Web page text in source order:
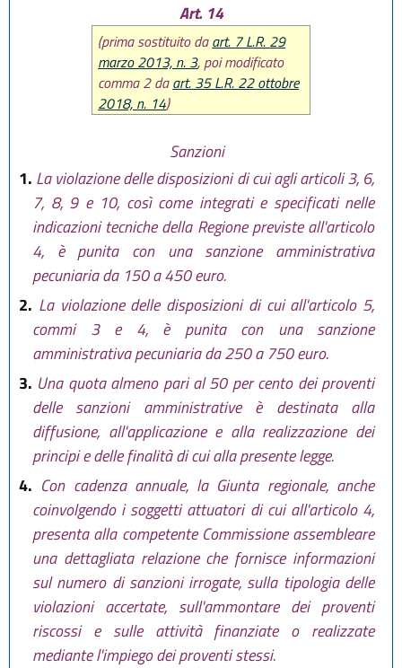
Art. 14
(prima sostituito daart. 7 L.R. 29
marzo 2013, n. 3, poi modificato
comma 2 daart. 35 L.R. 22 ottobre
2018, n. 14)
Sanzioni
1. La violazione delle disposizioni di cui agli articoli 3, 6,
7, 8, 9 e 10, così come integrati e specificati nelle
indicazioni tecniche della Regione previste all'articolo
4, è punita con una sanzione amministrativa
pecuniaria da 150 a 450 euro.
2. La violazione delle disposizioni di cui all'articolo 5,
commi 3 e 4, è punita con una sanzione
amministrativa pecuniaria da 250 a 750 euro.
3. Una quota almeno pari al 50 per cento dei proventi
delle sanzioni amministrative è destinata alla
diffusione, all'applicazione e alla realizzazione dei
principi e delle finalità di cui alla presente legge.
4. Con cadenza annuale, la Giunta regionale, anche
coinvolgendo i soggetti attuatori di cui all'articolo 4,
presenta alla competente Commissione assembleare
una dettagliata relazione che fornisce informazioni
sul numero di sanzioni irrogate, sulla tipologia delle
violazioni accertate, sull'ammontare dei proventi
riscossi e sulle attività finanziate o realizzate
mediante l'impiego dei proventi stessi.